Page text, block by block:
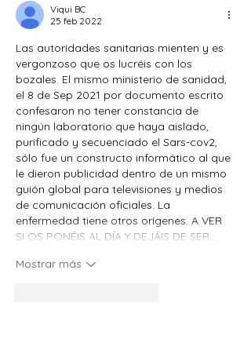
Viqui BC
25 feb 2022
Las autoridades sanitarias mienten y es
vergonzoso que os lucréis con los
bozales. El mismo ministerio de sanidad,
el 8 de Sep 2021 por documento escrito
confesaron no tener constancia de
ningún laboratorio que haya aislado,
purificado y secuenciado el Sars-cov2,
sólo fue un constructo informático al que
le dieron publicidad dentro de un mismo
guión global para televisiones y medios
de comunicación oficiales. La
enfermedad tiene otros orígenes. A VER
SI OS PONÉIS AL DÍA Y DEJÁIS DE SER…
Mostrar más